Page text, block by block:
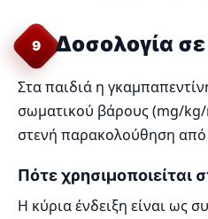
9 Δοσολογία
Στα παιδιά η
σωματικού βάρους (mg/kg/
στενή παρακολούθηση
Πότε χρησιμοποιείται
Η κύρια ένδειξη είναι ως